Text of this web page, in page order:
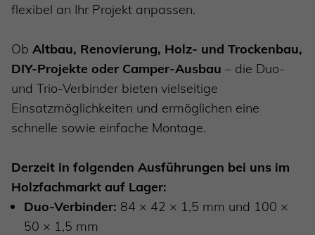
flexibel an Ihr Projekt anpassen.
Ob Altbau, Renovierung, Holz- und Trockenbau,
DIY-Projekte oder Camper-Ausbau – die Duo-
und Trio-Verbinder bieten vielseitige
Einsatzmöglichkeiten und ermöglichen eine
schnelle sowie einfache Montage.
Derzeit in folgenden Ausführungen bei uns im
Holzfachmarkt auf Lager:
Duo-Verbinder: 84 × 42 × 1,5 mm und 100 ×
50 × 1,5 mm